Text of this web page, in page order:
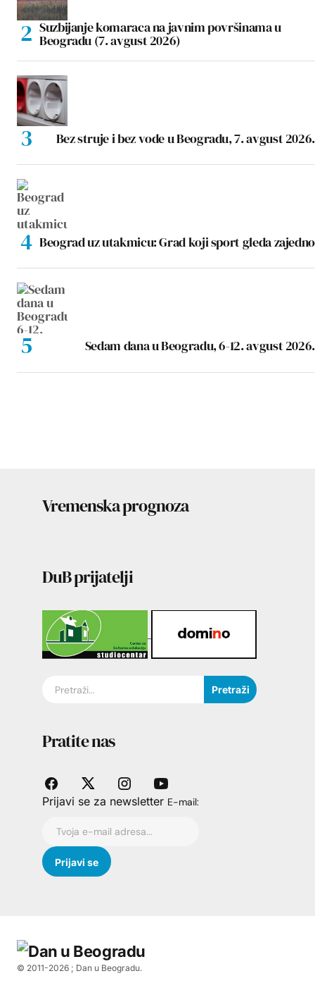
Suzbijanje komaraca na javnim površinama u
Beogradu (7. avgust 2026)
Bez struje i bez vode u Beogradu, 7. avgust 2026.
Beograd uz utakmicu: Grad koji sport gleda zajedno
Sedam dana u Beogradu, 6-12. avgust 2026.
Vremenska prognoza
DuB prijatelji
Pretraži
Pratite nas
Prijavi se za newsletter E-mail:
© 2011-2026 ; Dan u Beogradu.